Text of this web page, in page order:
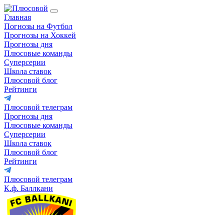
Главная
Погнозы на Футбол
Прогнозы на Хоккей
Прогнозы дня
Плюсовые команды
Суперсерии
Школа ставок
Плюсовой блог
Рейтинги
Плюсовой телеграм
Прогнозы дня
Плюсовые команды
Суперсерии
Школа ставок
Плюсовой блог
Рейтинги
Плюсовой телеграм
К.ф. Баллкани